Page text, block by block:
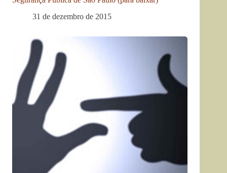
31 de dezembro de 2015